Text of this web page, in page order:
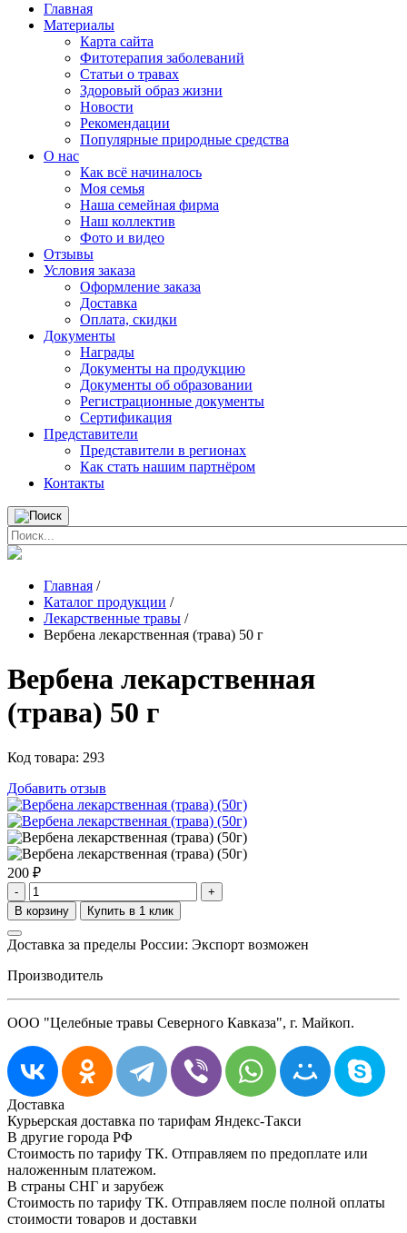
Главная
Материалы
Карта сайта
Фитотерапия заболеваний
Статьи о травах
Здоровый образ жизни
Новости
Рекомендации
Популярные природные средства
О нас
Как всё начиналось
Моя семья
Наша семейная фирма
Наш коллектив
Фото и видео
Отзывы
Условия заказа
Оформление заказа
Доставка
Оплата, скидки
Документы
Награды
Документы на продукцию
Документы об образовании
Регистрационные документы
Сертификация
Представители
Представители в регионах
Как стать нашим партнёром
Контакты
Главная /
Каталог продукции /
Лекарственные травы /
Вербена лекарственная (трава) 50 г
Вербена лекарственная
(трава) 50 г
Код товара: 293
Добавить отзыв
200 ₽
- +
Доставка за пределы России: Экспорт возможен
Производитель
ООО "Целебные травы Северного Кавказа", г. Майкоп.
Доставка
Курьерская доставка по тарифам Яндекс-Такси
В другие города РФ
Стоимость по тарифу ТК. Отправляем по предоплате или
наложенным платежом.
В страны СНГ и зарубеж
Стоимость по тарифу ТК. Отправляем после полной оплаты
стоимости товаров и доставки